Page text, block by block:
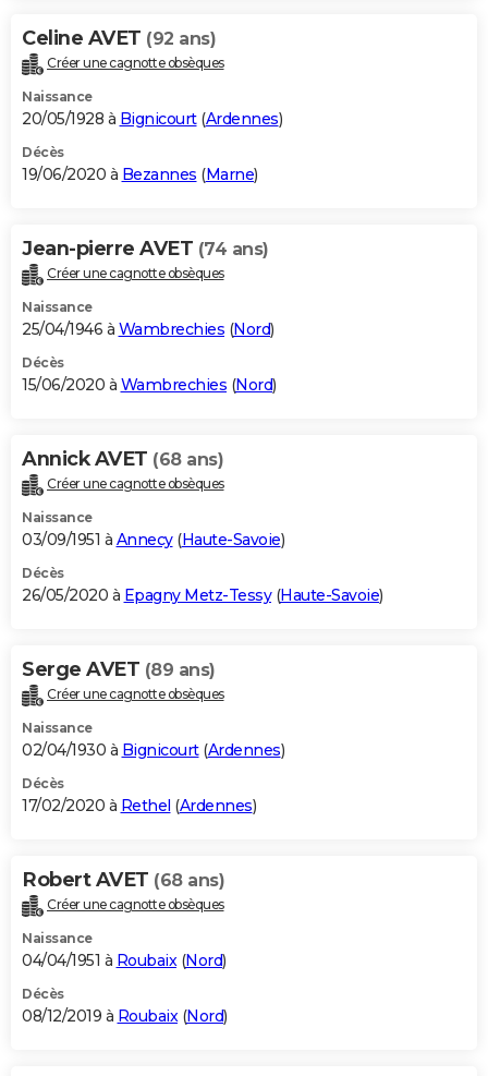
Celine AVET (92 ans)
Créer une cagnotte obsèques
Naissance
20/05/1928 à Bignicourt(Ardennes)
Décès
19/06/2020 à Bezannes (Marne)
Jean-pierre AVET (74 ans)
Créer une cagnotte obsèques
Naissance
25/04/1946 à Wambrechies (Nord)
Décès
15/06/2020 à Wambrechies (Nord)
Annick AVET (68 ans)
Créer une cagnotte obsèques
Naissance
03/09/1951 à Annecy(Haute-Savoie)
Décès
26/05/2020 à Epagny Metz-Tessy(Haute-Savoie)
Serge AVET (89 ans)
Créer une cagnotte obsèques
Naissance
02/04/1930 à Bignicourt(Ardennes)
Décès
17/02/2020 à Rethel (Ardennes)
Robert AVET (68 ans)
Créer une cagnotte obsèques
Naissance
04/04/1951 à Roubaix(Nord)
Décès
08/12/2019 à Roubaix(Nord)